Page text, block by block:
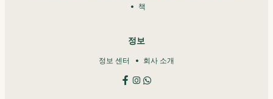
책
정보
정보 센터 회사 소개